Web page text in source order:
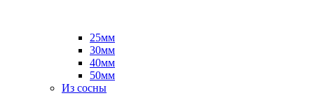
25мм
30мм
40мм
50мм
Из сосны